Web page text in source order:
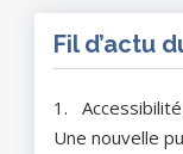
Fil d’actu
1.
Une nouvelle